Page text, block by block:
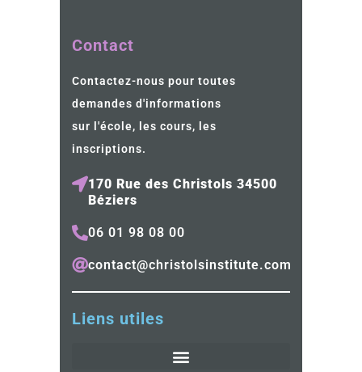
Contact
Contactez-nous pour toutes
demandes d'informations
sur l'école, les cours, les
inscriptions.
170 Rue des Christols 34500
Béziers
06 01 98 08 00
contact@christolsinstitute.com
Liens utiles